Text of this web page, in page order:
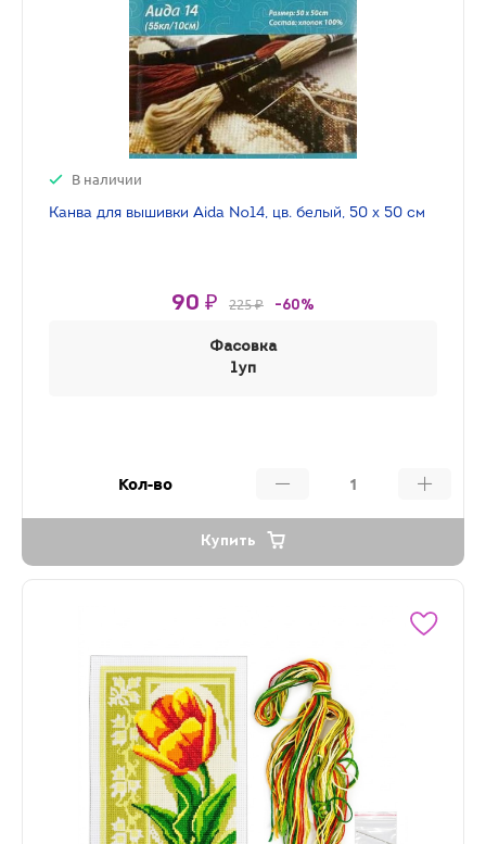
В наличии
Канва для вышивки Aida №14, цв. белый, 50 х 50 см
90 ₽ 225 ₽ -60%
Фасовка
1уп
Кол-во
Купить